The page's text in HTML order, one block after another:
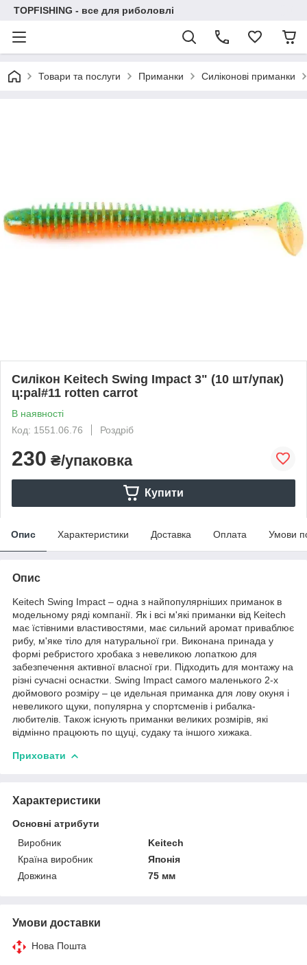
TOPFISHING - все для риболовлі
Товари та послуги Приманки Силіконові приманки
Силікон Keitech Swing Impact 3" (10 шт/упак)
ц:pal#11 rotten carrot
В наявності
Код: 1551.06.76
Роздріб
230 ₴/упаковка
Купити
Опис Характеристики Доставка Оплата Умови
Опис
Keitech Swing Impact – одна з найпопулярніших приманок в
модельному ряді компанії. Як і всі м'які приманки від Keitech
має їстівними властивостями, має сильний аромат приваблює
рибу, м'яке тіло для натуральної гри. Виконана принада у
формі ребристого хробака з невеликою лопаткою для
забезпечення активної власної гри. Підходить для монтажу на
різні сучасні оснастки. Swing Impact самого маленького 2-х
дюймового розміру – це идельная приманка для лову окуня і
невеликого щуки, популярна у спортсменів і рибалка-
любителів. Також існують приманки великих розмірів, які
відмінно працюють по щуці, судаку та іншого хижака.
Приховати
Характеристики
Основні атрибути
Виробник
Keitech
Країна виробник
Японія
Довжина
75 мм
Умови доставки
Нова Пошта